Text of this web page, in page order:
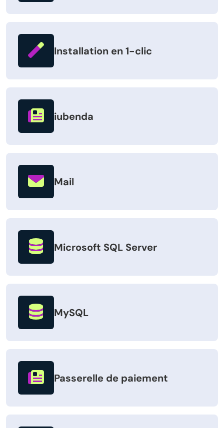
Installation en 1-clic
iubenda
Mail
Microsoft SQL Server
MySQL
Passerelle de paiement